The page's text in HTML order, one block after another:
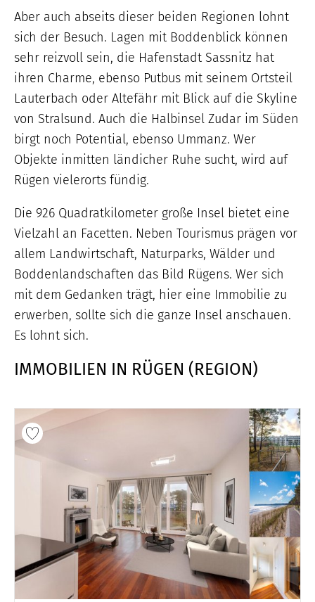
Aber auch abseits dieser beiden Regionen lohnt
sich der Besuch. Lagen mit Boddenblick können
sehr reizvoll sein, die Hafenstadt Sassnitz hat
ihren Charme, ebenso Putbus mit seinem Ortsteil
Lauterbach oder Altefähr mit Blick auf die Skyline
von Stralsund. Auch die Halbinsel Zudar im Süden
birgt noch Potential, ebenso Ummanz. Wer
Objekte inmitten ländicher Ruhe sucht, wird auf
Rügen vielerorts fündig.
Die 926 Quadratkilometer große Insel bietet eine
Vielzahl an Facetten. Neben Tourismus prägen vor
allem Landwirtschaft, Naturparks, Wälder und
Boddenlandschaften das Bild Rügens. Wer sich
mit dem Gedanken trägt, hier eine Immobilie zu
erwerben, sollte sich die ganze Insel anschauen.
Es lohnt sich.
IMMOBILIEN IN RÜGEN (REGION)